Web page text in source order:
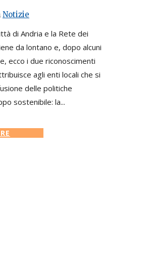
Notizie
di Andria e la Rete dei
da lontano e, dopo alcuni
ecco i due riconoscimenti
agli enti locali che si
delle politiche
sostenibile: la...